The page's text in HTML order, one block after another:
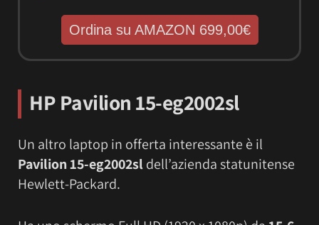
Ordina su AMAZON 699,00€
HP Pavilion 15-eg2002sl
Un altro laptop in offerta interessante è il
Pavilion 15-eg2002sldell’azienda statunitense
Hewlett-Packard.